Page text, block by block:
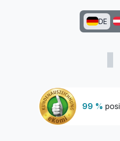
99 %
DE